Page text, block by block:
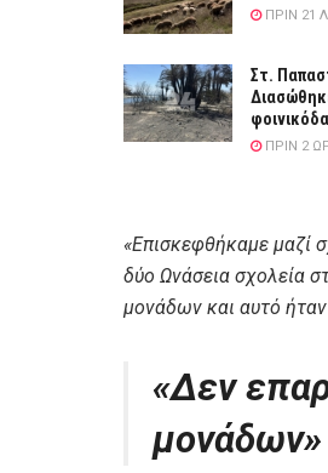
ΠΡΙΝ 21
Στ.
ΠΡΙΝ 2
«Επισκεφθήκαμε μαζί
δύο Ωνάσεια σχολεία
μονάδων και αυτό
«Δεν
μονάδων»